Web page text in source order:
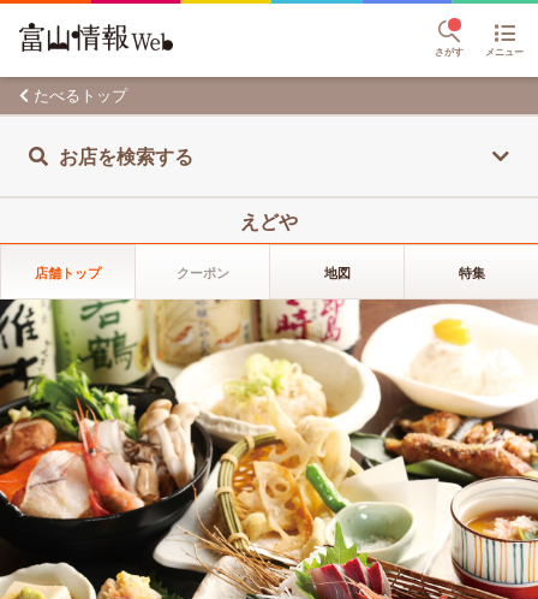
さがす メニュー
たべるトップ
お店を検索する
えどや
店舗トップ クーポン 地図 特集